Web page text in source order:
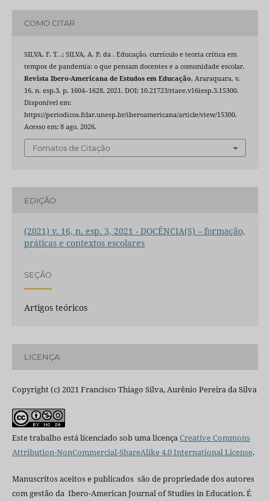
COMO CITAR
SILVA, F. T. .; SILVA, A. P. da . Educação, currículo e teoria crítica em
tempos de pandemia: o que pensam docentes e a comunidade escolar.
Revista Ibero-Americana de Estudos em Educação, Araraquara, v.
16, n. esp.3, p. 1604–1628, 2021. DOI: 10.21723/riaee.v16iesp.3.15300.
Disponível em:
https://periodicos.fclar.unesp.br/iberoamericana/article/view/15300.
Acesso em: 8 ago. 2026.
Fomatos de Citação
EDIÇÃO
(2021) v. 16, n. esp. 3, 2021 - DOCÊNCIA(S) – formação,
práticas e contextos escolares
SEÇÃO
Artigos teóricos
LICENÇA
Copyright (c) 2021 Francisco Thiago Silva, Aurênio Pereira da Silva
Este trabalho está licenciado sob uma licença Creative Commons
Attribution-NonCommercial-ShareAlike 4.0 International License.
Manuscritos aceitos e publicados são de propriedade dos autores
com gestão da Ibero-American Journal of Studies in Education. É